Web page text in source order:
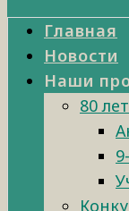
Главная
Новости
Наши
80